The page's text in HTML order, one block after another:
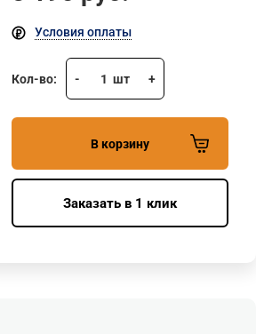
Условия оплаты
Кол-во: - 1 шт +
В корзину
Заказать в 1 клик